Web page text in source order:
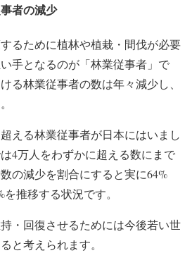
者の減少
るために植林や植栽・間伐が必要
手となるのが「林業従事者」で
る林業従事者の数は年々減少し、
える林業従事者が日本にはいまし
4万人をわずかに超える数にまで
の減少を割合にすると実に64%
を推移する状況です。
・回復させるためには今後若い世
と考えられます。